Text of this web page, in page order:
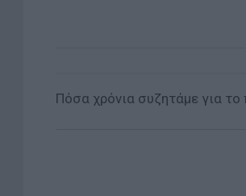
Πόσα χρόνια συζητάμε για